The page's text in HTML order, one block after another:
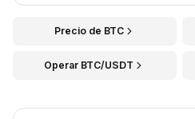
Precio de BTC
Operar BTC/USDT